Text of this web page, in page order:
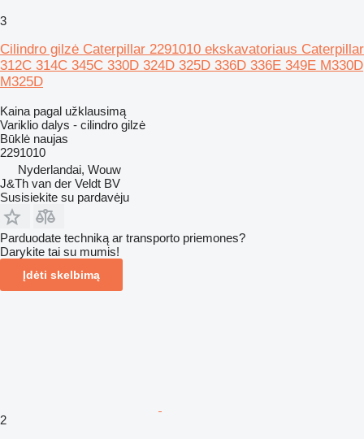
3
Cilindro gilzė Caterpillar 2291010 ekskavatoriaus Caterpillar
312C 314C 345C 330D 324D 325D 336D 336E 349E M330D
M325D
Kaina pagal užklausimą
Variklio dalys - cilindro gilzė
Būklė naujas
2291010
Nyderlandai, Wouw
J&Th van der Veldt BV
Susisiekite su pardavėju
Parduodate techniką ar transporto priemones?
Darykite tai su mumis!
Įdėti skelbimą
2